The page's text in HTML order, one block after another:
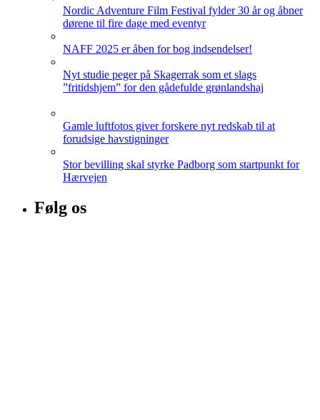
Nordic Adventure Film Festival fylder 30 år og åbner
dørene til fire dage med eventyr
NAFF 2025 er åben for bog indsendelser!
Nyt studie peger på Skagerrak som et slags
”fritidshjem” for den gådefulde grønlandshaj
Gamle luftfotos giver forskere nyt redskab til at
forudsige havstigninger
Stor bevilling skal styrke Padborg som startpunkt for
Hærvejen
Følg os